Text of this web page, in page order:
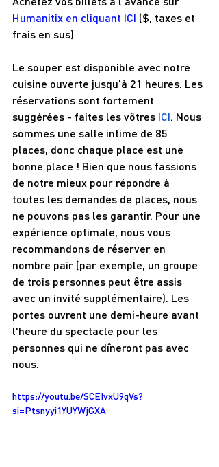
Humanitix en cliquant ICI ($, taxes et
frais en sus)
Le souper est disponible avec notre
cuisine ouverte jusqu'à 21 heures. Les
réservations sont fortement
suggérées - faites les vôtres ICI. Nous
sommes une salle intime de 85
places, donc chaque place est une
bonne place ! Bien que nous fassions
de notre mieux pour répondre à
toutes les demandes de places, nous
ne pouvons pas les garantir. Pour une
expérience optimale, nous vous
recommandons de réserver en
nombre pair (par exemple, un groupe
de trois personnes peut être assis
avec un invité supplémentaire). Les
portes ouvrent une demi-heure avant
l'heure du spectacle pour les
personnes qui ne dîneront pas avec
nous.
https://youtu.be/SCEIvxU9qVs?
si=Ptsnyyi1YUYWjGXA